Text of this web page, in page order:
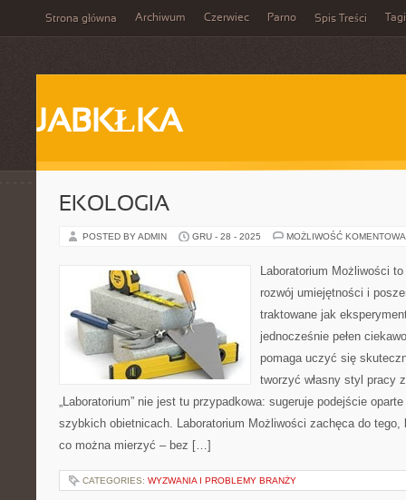
Strona główna Archiwum Czerwiec Parno Spis Treści Tagi
JABKŁKA
EKOLOGIA
POSTED BY ADMIN GRU - 28 - 2025 MOŻLIWOŚĆ
Laboratorium Możliwości
rozwój umiejętności i
traktowane jak
jednocześnie pełen
pomaga uczyć się
tworzyć własny styl pracy
„Laboratorium” nie jest tu przypadkowa: sugeruje podejście
szybkich obietnicach. Laboratorium Możliwości zachęca do
co można mierzyć – bez […]
CATEGORIES: WYZWANIA I PROBLEMY BRANŻY